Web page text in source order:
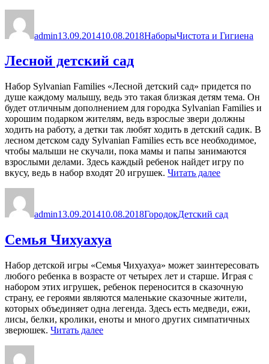
admin13.09.201410.08.2018НаборыЧистота и Гигиена
Лесной детский сад
Набор Sylvanian Families «Лесной детский сад» придется по
душе каждому малышу, ведь это такая близкая детям тема. Он
будет отличным дополнением для городка Sylvanian Families и
хорошим подарком жителям, ведь взрослые звери должны
ходить на работу, а детки так любят ходить в детский садик. В
лесном детском саду Sylvanian Families есть все необходимое,
чтобы малыши не скучали, пока мамы и папы занимаются
взрослыми делами. Здесь каждый ребенок найдет игру по
вкусу, ведь в набор входят 20 игрушек. Читать далее«Лесной
admin13.09.201410.08.2018ГородокДетский сад
Семья Чихуахуа
Набор детской игры «Семья Чихуахуа» может заинтересовать
любого ребенка в возрасте от четырех лет и старше. Играя с
набором этих игрушек, ребенок переносится в сказочную
страну, ее героями являются маленькие сказочные жители,
которых объединяет одна легенда. Здесь есть медведи, ежи,
лисы, белки, кролики, еноты и много других симпатичных
зверюшек. Читать далее«Семья